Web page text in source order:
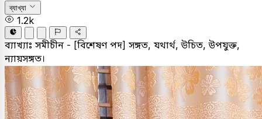
ব্যাখ্যা
1.2k
ব্যাখ্যাঃ সমীচীন - [বিশেষণ পদ] সঙ্গত, যথার্থ, উচিত, উপযুক্ত,
ন্যায়সঙ্গত।